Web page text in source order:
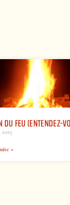
DU FEU (ENTENDEZ-
»